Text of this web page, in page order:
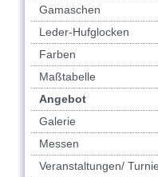
Gamaschen
Leder-Hufglocken
Farben
Maßtabelle
Angebot
Galerie
Messen
Veranstaltungen/